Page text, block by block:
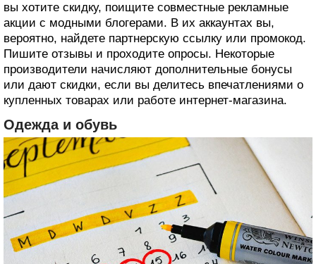
вы хотите скидку, поищите совместные рекламные
акции с модными блогерами. В их аккаунтах вы,
вероятно, найдете партнерскую ссылку или промокод.
Пишите отзывы и проходите опросы. Некоторые
производители начисляют дополнительные бонусы
или дают скидки, если вы делитесь впечатлениями о
купленных товарах или работе интернет-магазина.
Одежда и обувь